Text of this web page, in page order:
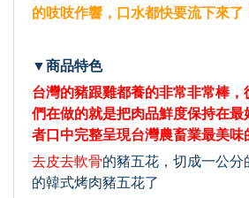
的吱吱作響，口水都快要流下來了
▼商品特色
台灣的豬跟雞都養的非常非常棒，
們在做的就是把肉品鮮度保持在最
者口中完整呈現台灣農畜業最美味
去皮去軟骨的豬五花，切成一公分
的韓式烤肉豬五花了